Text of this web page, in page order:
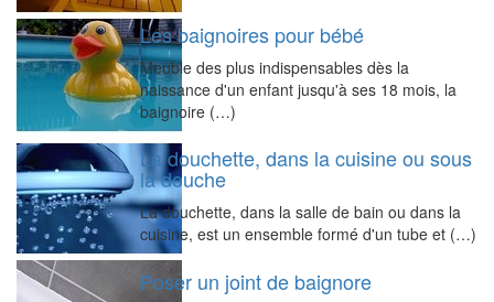
Les baignoires pour bébé
Meuble des plus indispensables dès la
naissance d'un enfant jusqu'à ses 18 mois, la
baignoire (…)
La douchette, dans la cuisine ou sous
la douche
La douchette, dans la salle de bain ou dans la
cuisine, est un ensemble formé d'un tube et (…)
Poser un joint de baignore